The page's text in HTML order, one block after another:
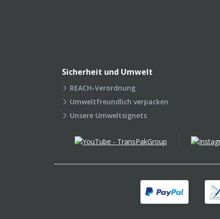
Sicherheit und Umwelt
REACH-Verordnung
Umweltfreundlich verpacken
Unsere Umweltsignets